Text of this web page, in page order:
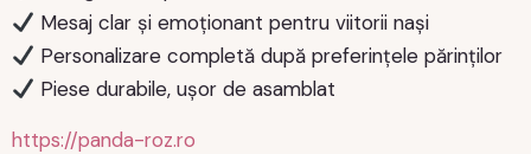
Mesaj clar și emoționant pentru viitorii nași
Personalizare completă după preferințele părinților
Piese durabile, ușor de asamblat
https://panda-roz.ro